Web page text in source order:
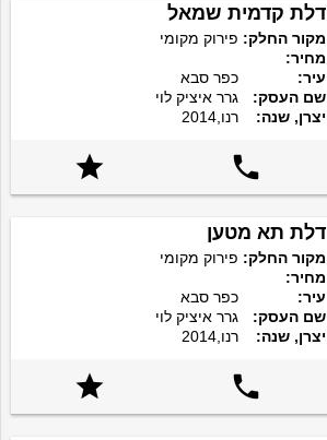
דלת קדמית שמאל
מקור החלק: פירוק מקומי
מחיר:
עיר:
כפר סבא
שם העסק:
גרר איציק לוי
יצרן, שנה:
רנו,2014


דלת תא מטען
מקור החלק: פירוק מקומי
מחיר:
עיר:
כפר סבא
שם העסק:
גרר איציק לוי
יצרן, שנה:
רנו,2014

